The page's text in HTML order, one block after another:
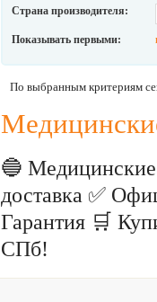
Страна производителя:
Показывать первыми:
По выбранным критериям
🔵
доставка ✅
Гарантия 🛒
СПб!